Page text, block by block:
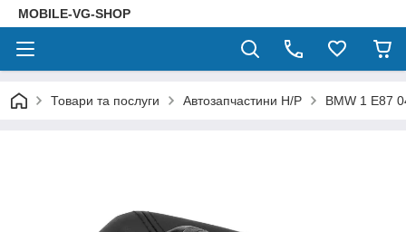
MOBILE-VG-SHOP
Товари та послуги Автозапчастини Н/Р BMW 1 E87